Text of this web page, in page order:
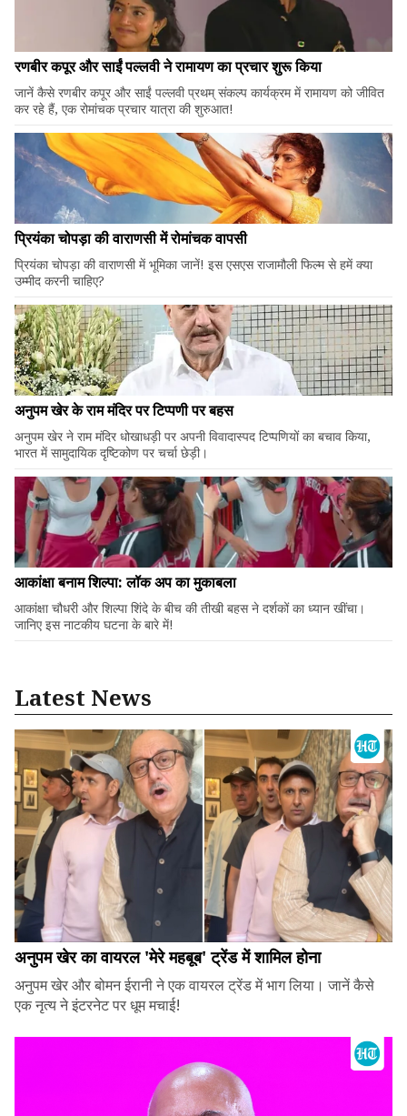
रणबीर कपूर और साईं पल्लवी ने रामायण का प्रचार शुरू किया
जानें कैसे रणबीर कपूर और साईं पल्लवी प्रथम् संकल्प कार्यक्रम में रामायण को जीवित
कर रहे हैं, एक रोमांचक प्रचार यात्रा की शुरुआत!
प्रियंका चोपड़ा की वाराणसी में रोमांचक वापसी
प्रियंका चोपड़ा की वाराणसी में भूमिका जानें! इस एसएस राजामौली फिल्म से हमें क्या
उम्मीद करनी चाहिए?
अनुपम खेर के राम मंदिर पर टिप्पणी पर बहस
अनुपम खेर ने राम मंदिर धोखाधड़ी पर अपनी विवादास्पद टिप्पणियों का बचाव किया,
भारत में सामुदायिक दृष्टिकोण पर चर्चा छेड़ी।
आकांक्षा बनाम शिल्पा: लॉक अप का मुकाबला
आकांक्षा चौधरी और शिल्पा शिंदे के बीच की तीखी बहस ने दर्शकों का ध्यान खींचा।
जानिए इस नाटकीय घटना के बारे में!
Latest News
अनुपम खेर का वायरल 'मेरे महबूब' ट्रेंड में शामिल होना
अनुपम खेर और बोमन ईरानी ने एक वायरल ट्रेंड में भाग लिया। जानें कैसे
एक नृत्य ने इंटरनेट पर धूम मचाई!